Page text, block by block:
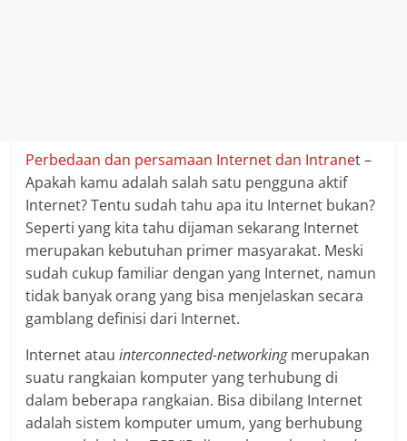
Perbedaan dan persamaan Internet dan Intranet –
Apakah kamu adalah salah satu pengguna aktif
Internet? Tentu sudah tahu apa itu Internet bukan?
Seperti yang kita tahu dijaman sekarang Internet
merupakan kebutuhan primer masyarakat. Meski
sudah cukup familiar dengan yang Internet, namun
tidak banyak orang yang bisa menjelaskan secara
gamblang definisi dari Internet.
Internet atauinterconnected-networkingmerupakan
suatu rangkaian komputer yang terhubung di
dalam beberapa rangkaian. Bisa dibilang Internet
adalah sistem komputer umum, yang berhubung